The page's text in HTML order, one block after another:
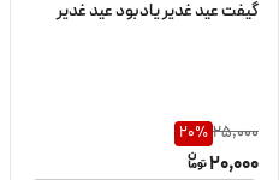
گیفت عید غدیر یادبود عید غدیر
25,000
20%
20,000